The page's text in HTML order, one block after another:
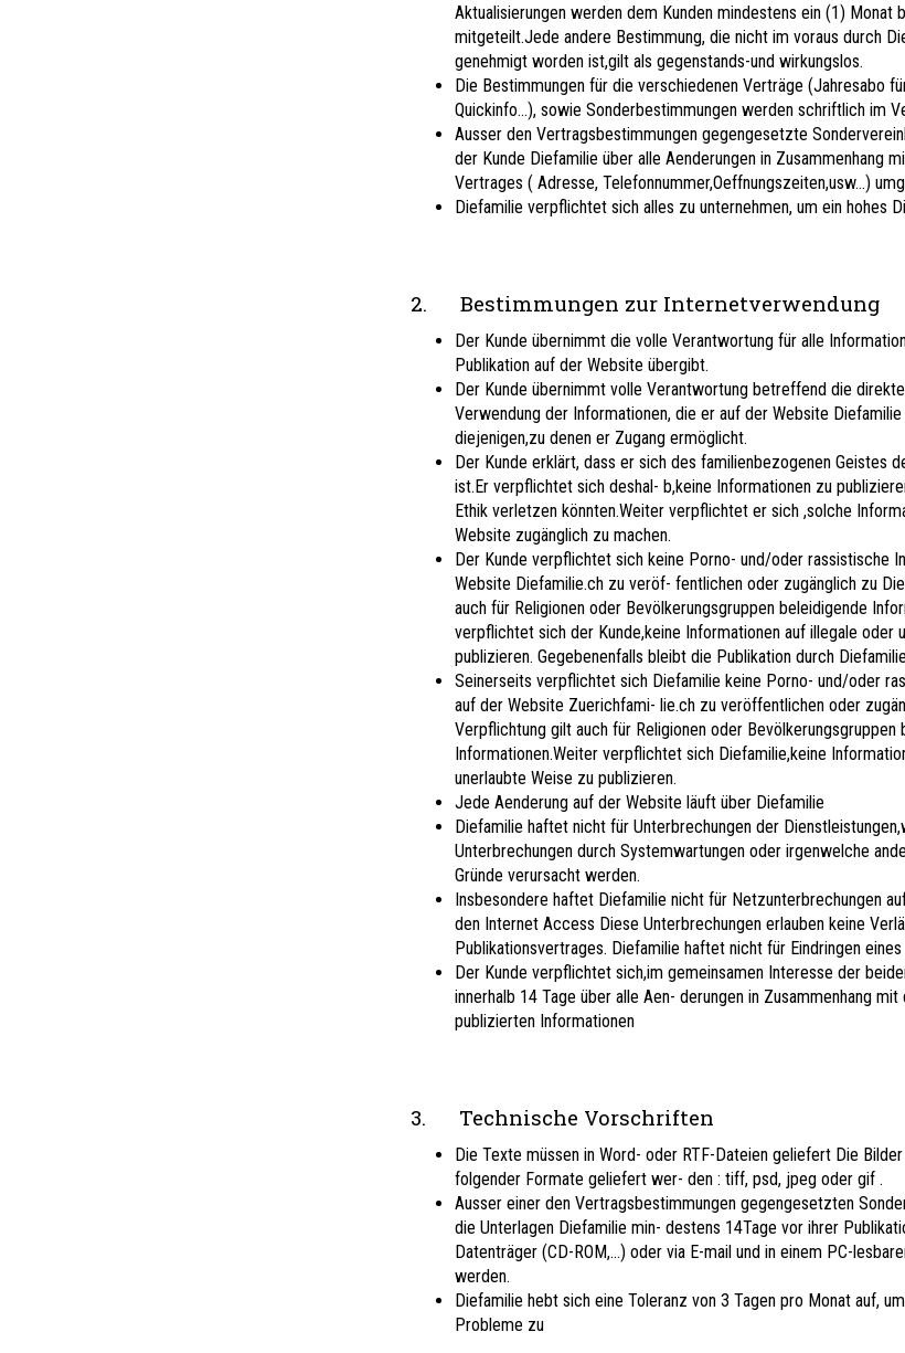
Aktualisierungen werden dem Kunden mindestens ein (1) Monat
mitgeteilt.Jede andere Bestimmung, die nicht im voraus durch
genehmigt worden ist,gilt als gegenstands-und wirkungslos.
Die Bestimmungen für die verschiedenen Verträge (Jahresabo
Quickinfo…), sowie Sonderbestimmungen werden schriftlich im
Ausser den Vertragsbestimmungen gegengesetzte
der Kunde Diefamilie über alle Aenderungen in Zusammenhang
Vertrages ( Adresse, Telefonnummer,Oeffnungszeiten,usw…)
Diefamilie verpflichtet sich alles zu unternehmen, um ein hohes
2. Bestimmungen zur Internetverwendung
Der Kunde übernimmt die volle Verantwortung für alle
Publikation auf der Website übergibt.
Der Kunde übernimmt volle Verantwortung betreffend die
Verwendung der Informationen, die er auf der Website
diejenigen,zu denen er Zugang ermöglicht.
Der Kunde erklärt, dass er sich des familienbezogenen Geistes
ist.Er verpflichtet sich deshal- b,keine Informationen zu
Ethik verletzen könnten.Weiter verpflichtet er sich ,solche
Website zugänglich zu machen.
Der Kunde verpflichtet sich keine Porno- und/oder rassistische
Website Diefamilie.ch zu veröf- fentlichen oder zugänglich zu
auch für Religionen oder Bevölkerungsgruppen beleidigende
verpflichtet sich der Kunde,keine Informationen auf illegale oder
publizieren. Gegebenenfalls bleibt die Publikation durch
Seinerseits verpflichtet sich Diefamilie keine Porno- und/oder
auf der Website Zuerichfami- lie.ch zu veröffentlichen oder
Verpflichtung gilt auch für Religionen oder Bevölkerungsgruppen
Informationen.Weiter verpflichtet sich Diefamilie,keine
unerlaubte Weise zu publizieren.
Jede Aenderung auf der Website läuft über Diefamilie
Diefamilie haftet nicht für Unterbrechungen der
Unterbrechungen durch Systemwartungen oder irgenwelche
Gründe verursacht werden.
Insbesondere haftet Diefamilie nicht für Netzunterbrechungen
den Internet Access Diese Unterbrechungen erlauben keine
Publikationsvertrages. Diefamilie haftet nicht für Eindringen
Der Kunde verpflichtet sich,im gemeinsamen Interesse der
innerhalb 14 Tage über alle Aen- derungen in Zusammenhang
publizierten Informationen
3. Technische Vorschriften
Die Texte müssen in Word- oder RTF-Dateien geliefert Die
folgender Formate geliefert wer- den : tiff, psd, jpeg oder gif .
Ausser einer den Vertragsbestimmungen gegengesetzten
die Unterlagen Diefamilie min- destens 14Tage vor ihrer
Datenträger (CD-ROM,…) oder via E-mail und in einem PC-
werden.
Diefamilie hebt sich eine Toleranz von 3 Tagen pro Monat auf,
Probleme zu